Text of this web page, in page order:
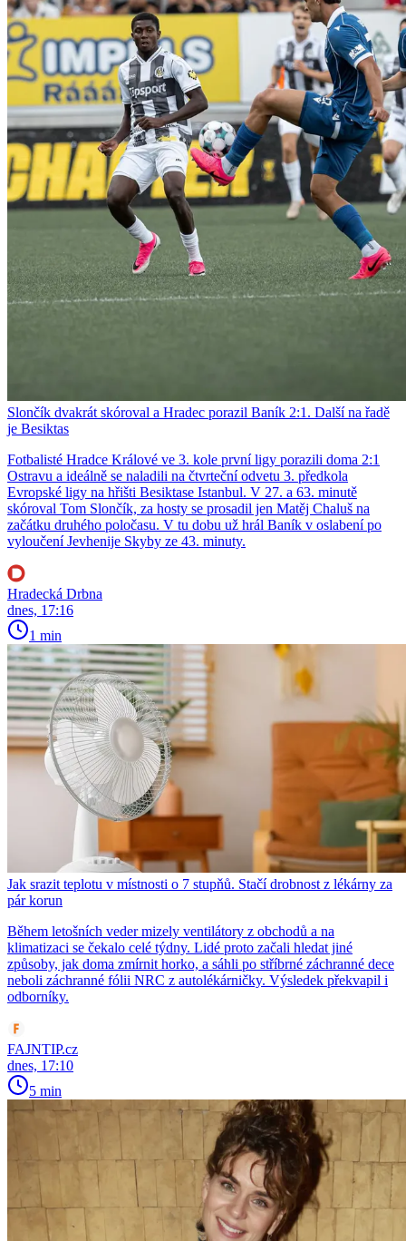
Slončík dvakrát skóroval a Hradec porazil Baník 2:1. Další na řadě
je Besiktas
Fotbalisté Hradce Králové ve 3. kole první ligy porazili doma 2:1
Ostravu a ideálně se naladili na čtvrteční odvetu 3. předkola
Evropské ligy na hřišti Besiktase Istanbul. V 27. a 63. minutě
skóroval Tom Slončík, za hosty se prosadil jen Matěj Chaluš na
začátku druhého poločasu. V tu dobu už hrál Baník v oslabení po
vyloučení Jevhenije Skyby ze 43. minuty.
Hradecká Drbna
dnes, 17:16
1 min
Jak srazit teplotu v místnosti o 7 stupňů. Stačí drobnost z lékárny za
pár korun
Během letošních veder mizely ventilátory z obchodů a na
klimatizaci se čekalo celé týdny. Lidé proto začali hledat jiné
způsoby, jak doma zmírnit horko, a sáhli po stříbrné záchranné dece
neboli záchranné fólii NRC z autolékárničky. Výsledek překvapil i
odborníky.
FAJNTIP.cz
dnes, 17:10
5 min